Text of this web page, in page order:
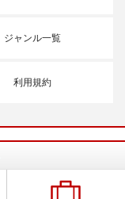
ジャンル一覧
利用規約